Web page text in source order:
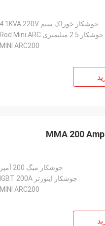
جوشکار خوراک سیم 4.1KVA 220V
جوشکار 2.5 میلیمتری Rod Mini ARC
MINI ARC200
MMA 200
جوشکار میگ 200 آمپر
جوشکار اینورتر IGBT 200A
MINI ARC200